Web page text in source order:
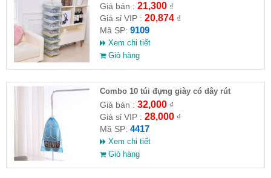
Giá bán : 21,300₫
Giá sỉ VIP : 20,874₫
Mã SP: 9109
Xem chi tiết
Giỏ hàng
Combo 10 túi đựng giày có dây rút
Giá bán : 32,000₫
Giá sỉ VIP : 28,000₫
Mã SP: 4417
Xem chi tiết
Giỏ hàng